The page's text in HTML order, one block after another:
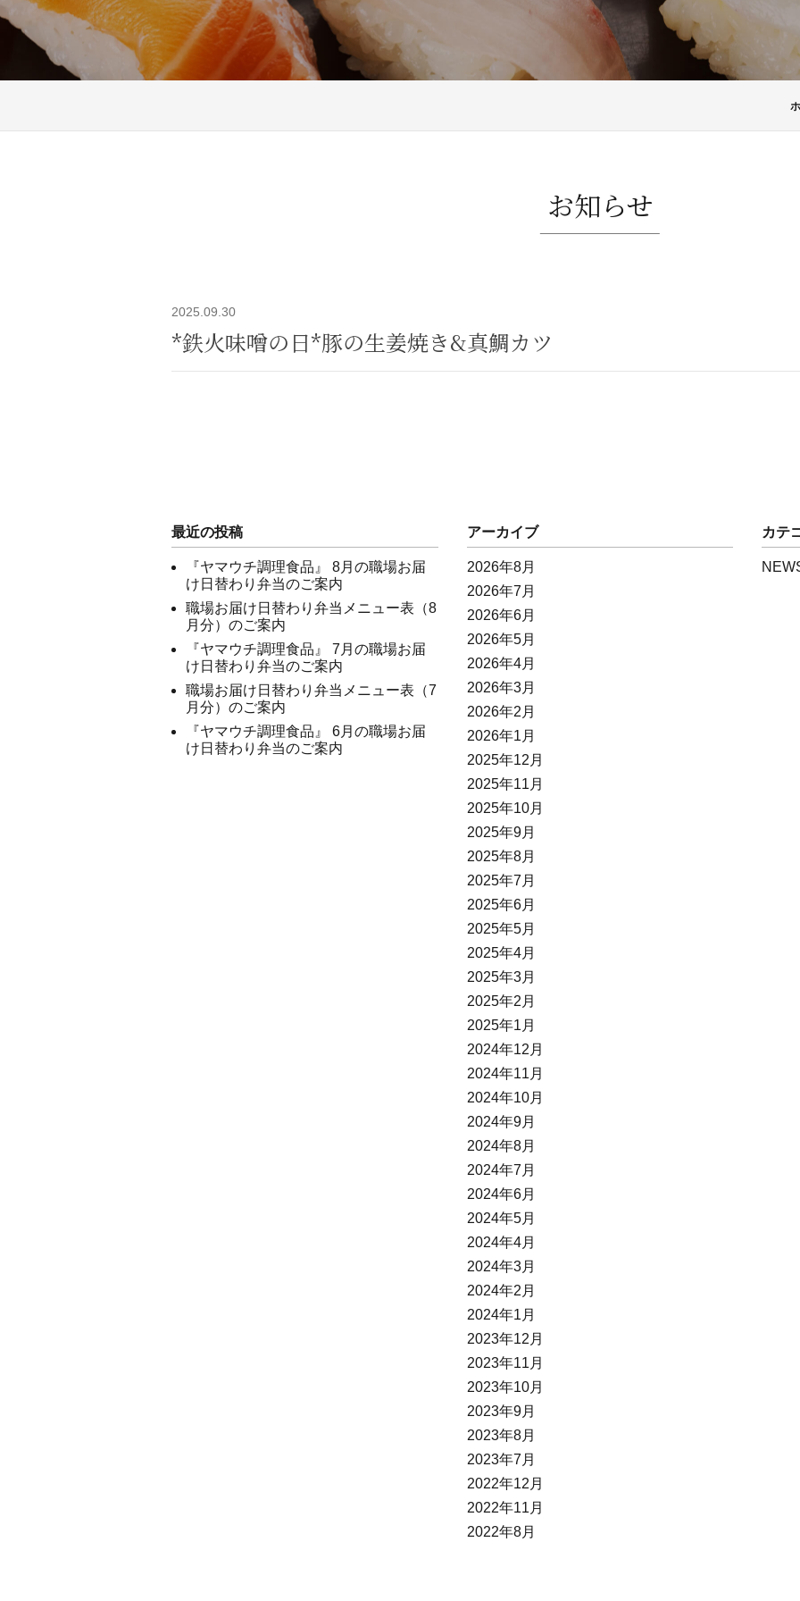
お知らせ
2025.09.30
*鉄火味噌の日*豚の生姜焼き&真鯛カツ
最近の投稿
『ヤマウチ調理食品』 8月の職場お届
け日替わり弁当のご案内
職場お届け日替わり弁当メニュー表（8
月分）のご案内
『ヤマウチ調理食品』 7月の職場お届
け日替わり弁当のご案内
職場お届け日替わり弁当メニュー表（7
月分）のご案内
『ヤマウチ調理食品』 6月の職場お届
け日替わり弁当のご案内
アーカイブ
2026年8月
2026年7月
2026年6月
2026年5月
2026年4月
2026年3月
2026年2月
2026年1月
2025年12月
2025年11月
2025年10月
2025年9月
2025年8月
2025年7月
2025年6月
2025年5月
2025年4月
2025年3月
2025年2月
2025年1月
2024年12月
2024年11月
2024年10月
2024年9月
2024年8月
2024年7月
2024年6月
2024年5月
2024年4月
2024年3月
2024年2月
2024年1月
2023年12月
2023年11月
2023年10月
2023年9月
2023年8月
2023年7月
2022年12月
2022年11月
2022年8月
カテ